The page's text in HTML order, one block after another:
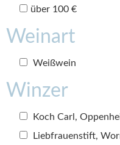
über 100 €
Weinart
Weißwein
Winzer
Koch Carl,
Liebfrauenstift,